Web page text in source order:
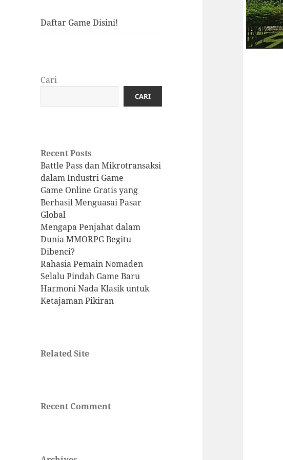
Daftar Game Disini!
Cari
CARI
Recent Posts
Battle Pass dan Mikrotransaksi
dalam Industri Game
Game Online Gratis yang
Berhasil Menguasai Pasar
Global
Mengapa Penjahat dalam
Dunia MMORPG Begitu
Dibenci?
Rahasia Pemain Nomaden
Selalu Pindah Game Baru
Harmoni Nada Klasik untuk
Ketajaman Pikiran
Related Site
Recent Comment